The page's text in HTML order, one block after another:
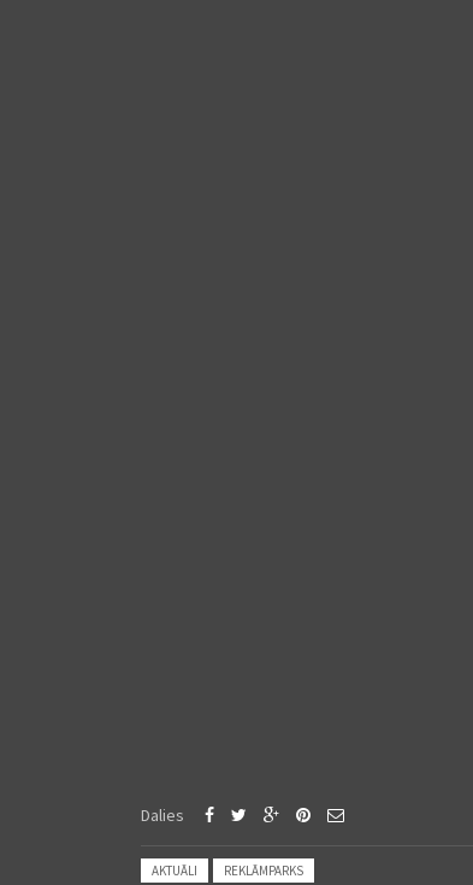
Dalies
Posted in:
AKTUĀLI REKLĀMPARKS